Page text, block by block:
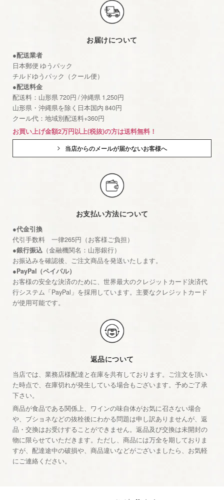
お届けについて
●配送業者
日本郵便 ゆうパック
チルドゆうパック（クール便）
●配送料金
配送料：山形県 720円 / 沖縄県 1,250円
山形県・沖縄県を除く日本国内 840円
クール代：地域別配送料+360円
お買い上げ金額2万円以上(税抜)の方は送料無料！
当店からのメールが届かないお客様へ
お支払い方法について
●代金引換
代引手数料 一律265円（お客様ご負担）
●銀行振込 （金融機関名：山形銀行）
お振込みを確認後、ご注文商品を発送いたします。
●PayPal（ペイパル）
お客様の安全な決済のために、世界最大のクレジットカード決済代
行システム「PayPal」を採用しています。主要なクレジットカード
が使用可能です。
返品について
当店では、業務店様配達と在庫を共有しております。ご注文を頂い
た時点で、在庫切れが発生している場合もございます。予めご了承
下さい。
商品が食品である関係上、ワインの味自体がお気に召さない場合
や、ブショネなどの抜栓後にわかる問題は申し訳ありませんが、返
品・交換はお受けすることができません。返品及び交換は未開封の
物に限らせていただきます。ただし、商品には万全を期しておりま
すが、配達途中の破損や、商品違いなどがございましたら、お気軽
にご連絡ください。